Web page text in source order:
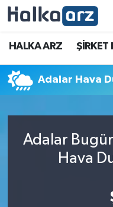
HALKA ARZ ŞİRKET
Adalar Hava
Adalar
Hava
HALKA ARZ
SERMAYE
TEMETTÜ
İletişim